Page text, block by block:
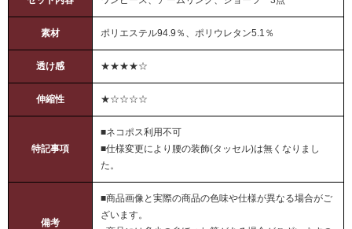
素材 ポリエステル94.9％、ポリウレタン5.1％
透け感 ★★★★☆
伸縮性 ★☆☆☆☆
特記事項
■ネコポス利用不可
■仕様変更により腰の装飾(タッセル)は無くなりまし
た。
備考
■商品画像と実際の商品の色味や仕様が異なる場合がご
ざいます。